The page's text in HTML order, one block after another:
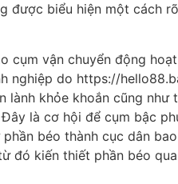
được biểu hiện một cách
cụm vận chuyển động
nghiệp do https://
lành khỏe khoắn cũng như
là cơ hội để cụm bậc
béo thành cục dân
đó kiến thiết phần béo